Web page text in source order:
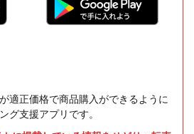
適正価格で商品購入ができるように
グ支援アプリです。